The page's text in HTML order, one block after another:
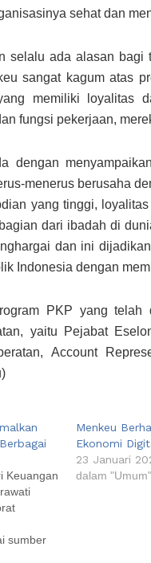
sehat dan
selalu ada alasan
sangat kagum atas
memiliki loyalitas
fungsi pekerjaan,
dengan
menerus berusaha
yang tinggi,
dari ibadah di
dan ini
Indonesia dengan
PKP yang telah
yaitu Pejabat
Account
Keuangan
sumber
relevan
Menkeu
Ekonomi
23 Januari
dalam "Umum"